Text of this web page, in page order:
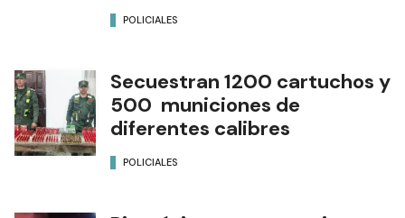
POLICIALES
Secuestran 1200 cartuchos y
500 municiones de
diferentes calibres
POLICIALES